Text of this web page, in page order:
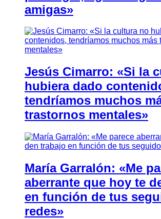
amigas»
Jesús Cimarro: «Si la
hubiera dado
tendríamos muchos
trastornos mentales»
María Garralón: «Me
aberrante que hoy te
en función de tus
redes»